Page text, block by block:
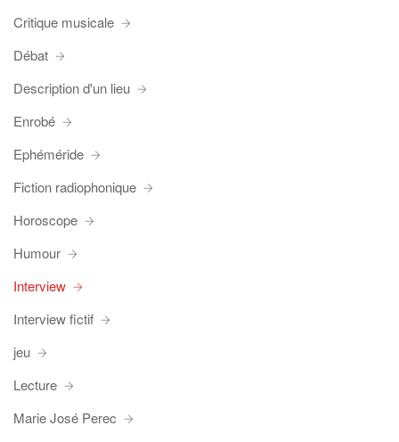
Critique musicale
Débat
Description d'un lieu
Enrobé
Ephéméride
Fiction radiophonique
Horoscope
Humour
Interview
Interview fictif
jeu
Lecture
Marie José Perec